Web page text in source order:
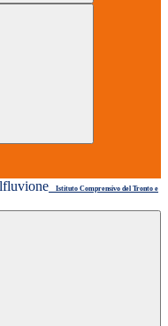
Istituto Comprensivo del Tronto e